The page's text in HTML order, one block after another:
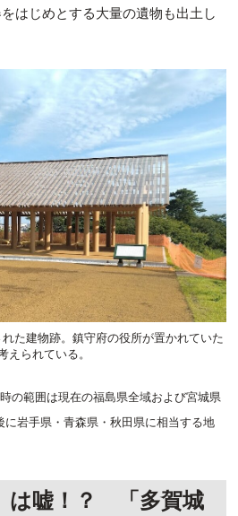
はじめとする大量の遺物も出土し
た建物跡。鎮守府の役所が置かれていた
えられている。
の範囲は現在の福島県全域および宮城県
岩手県・青森県・秋田県に相当する地
は嘘！？ 「多賀城